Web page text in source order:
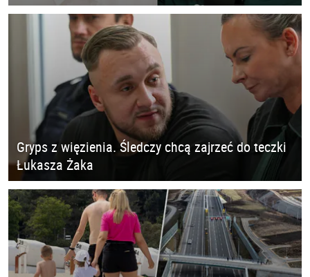
Gryps z więzienia. Śledczy chcą zajrzeć do teczki
Łukasza Żaka